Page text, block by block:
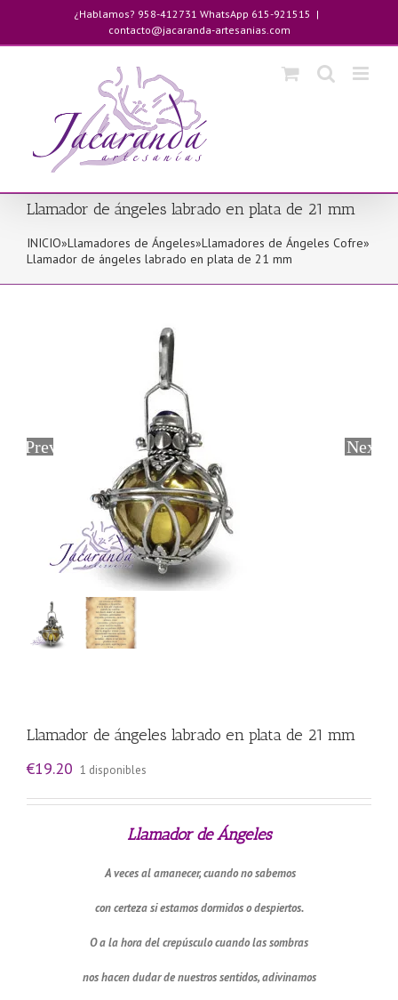
contenido
¿Hablamos? 958-412731 WhatsApp 615-921515 |
contacto@jacaranda-artesanias.com
Llamador de ángeles labrado en plata de 21 mm
INICIO»Llamadores de Ángeles»Llamadores de Ángeles Cofre»
Llamador de ángeles labrado en plata de 21 mm
Previous Next
Llamador de ángeles labrado en plata de 21 mm
€19.20 1 disponibles
Llamador de Ángeles
A veces al amanecer, cuando no sabemos
con certeza si estamos dormidos o despiertos.
O a la hora del crepúsculo cuando las sombras
nos hacen dudar de nuestros sentidos, adivinamos